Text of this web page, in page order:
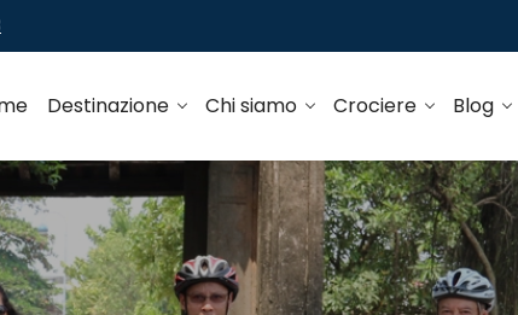
Destinazione Chi siamo Crociere Blog